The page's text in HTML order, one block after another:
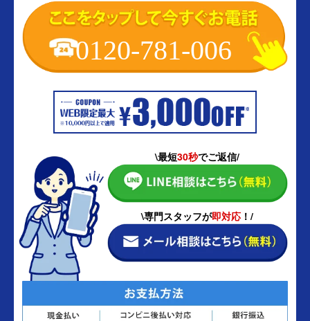
0120-781-006
\最短30秒でご返信/
\専門スタッフが即対応 ！/